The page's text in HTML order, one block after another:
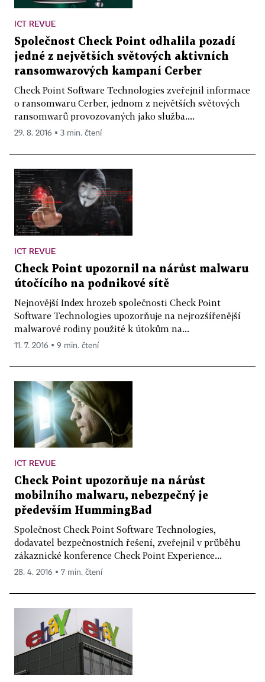
ICT REVUE
Společnost Check Point odhalila pozadí
jedné z největších světových aktivních
ransomwarových kampaní Cerber
Check Point Software Technologies zveřejnil informace
o ransomwaru Cerber, jednom z největších světových
ransomwarů provozovaných jako služba....
29. 8. 2016 ▪ 3 min. čtení
ICT REVUE
Check Point upozornil na nárůst malwaru
útočícího na podnikové sítě
Nejnovější Index hrozeb společnosti Check Point
Software Technologies upozorňuje na nejrozšířenější
malwarové rodiny použité k útokům na...
11. 7. 2016 ▪ 9 min. čtení
ICT REVUE
Check Point upozorňuje na nárůst
mobilního malwaru, nebezpečný je
především HummingBad
Společnost Check Point Software Technologies,
dodavatel bezpečnostních řešení, zveřejnil v průběhu
zákaznické konference Check Point Experience...
28. 4. 2016 ▪ 7 min. čtení